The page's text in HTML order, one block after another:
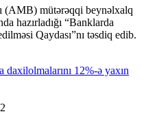
(AMB) mütərəqqi beynəlxalq
hazırladığı “Banklarda
Qaydası”nı təsdiq edib.